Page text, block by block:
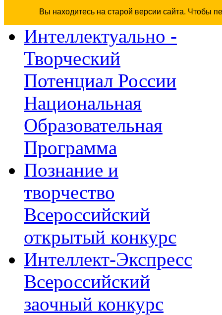
Вы находитесь на старой версии сайта. Чтобы
Интеллектуально -
Творческий
Потенциал России
Национальная
Образовательная
Программа
Познание и
творчество
Всероссийский
открытый конкурс
Интеллект-Экспресс
Всероссийский
заочный конкурс